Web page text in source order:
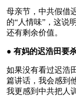
母亲节，中共假借
的“人情味”，这说
还有剩余价值。
● 有妈的迟浩田要
如果没有看过迟浩
篇讲话，我会感到
我更感到中共把人